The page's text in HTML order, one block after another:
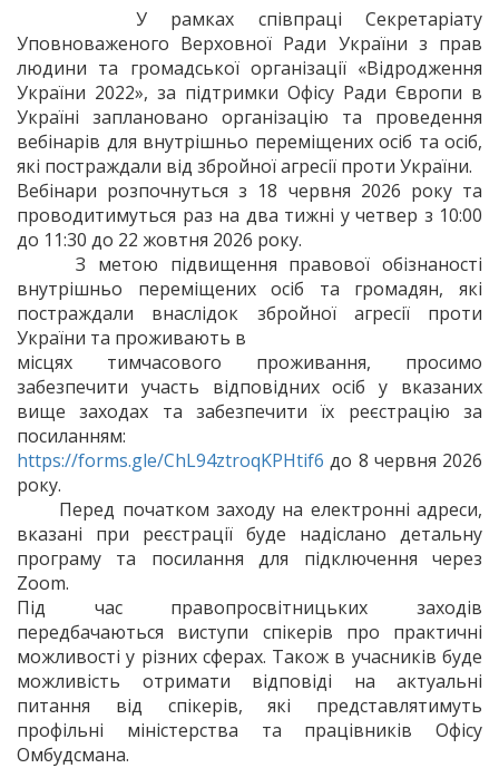
У рамках співпраці Секретаріату
Уповноваженого Верховної Ради України з прав
людини та громадської організації «Відродження
України 2022», за підтримки Офісу Ради Європи в
Україні заплановано організацію та проведення
вебінарів для внутрішньо переміщених осіб та осіб,
які постраждали від збройної агресії проти України.
Вебінари розпочнуться з 18 червня 2026 року та
проводитимуться раз на два тижні у четвер з 10:00
до 11:30 до 22 жовтня 2026 року.
З метою підвищення правової обізнаності
внутрішньо переміщених осіб та громадян, які
постраждали внаслідок збройної агресії проти
України та проживають в
місцях тимчасового проживання, просимо
забезпечити участь відповідних осіб у вказаних
вище заходах та забезпечити їх реєстрацію за
посиланням:
https://forms.gle/ChL94ztroqKPHtif6 до 8 червня 2026
року.
Перед початком заходу на електронні адреси,
вказані при реєстрації буде надіслано детальну
програму та посилання для підключення через
Zoom.
Під час правопросвітницьких заходів
передбачаються виступи спікерів про практичні
можливості у різних сферах. Також в учасників буде
можливість отримати відповіді на актуальні
питання від спікерів, які представлятимуть
профільні міністерства та працівників Офісу
Омбудсмана.